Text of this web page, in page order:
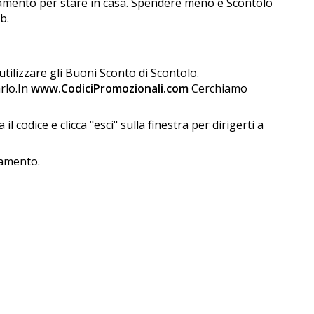
gli Buoni Sconto di Scontolo.
www.CodiciPromozionali.comCerchiamo
codice e clicca "esci" sulla finestra per dirigerti a